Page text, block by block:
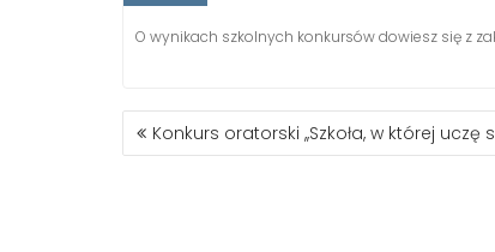
O wynikach szkolnych konkursów dowiesz się z
NAWIGACJA
WPISU
Konkurs oratorski ,,Szkoła, w której uczę